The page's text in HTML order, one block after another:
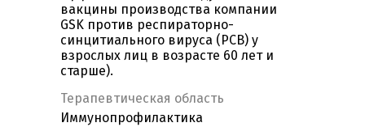
вакцины производства компании
GSK против респираторно-
синцитиального вируса (РСВ) у
взрослых лиц в возрасте 60 лет и
старше).
Терапевтическая область
Иммунопрофилактика